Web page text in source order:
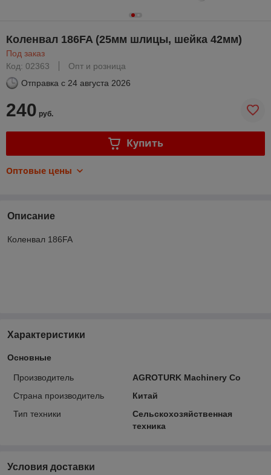
Коленвал 186FA (25мм шлицы, шейка 42мм)
Под заказ
Код: 02363
Опт и розница
Отправка с 24 августа 2026
240 руб.
Купить
Оптовые цены
Описание
Коленвал 186FA
Характеристики
Основные
Производитель
AGROTURK Machinery Co
Страна производитель
Китай
Тип техники
Сельскохозяйственная
техника
Условия доставки